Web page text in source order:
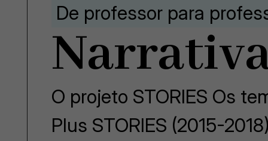
De professor para
O projeto STORIES Os
Plus STORIES (2015-